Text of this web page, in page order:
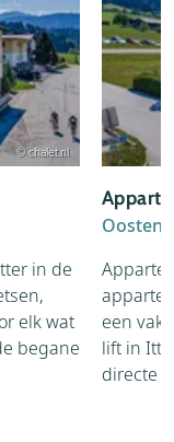
© chalet.nl
in de
elk wat
begane
een
lift in
directe